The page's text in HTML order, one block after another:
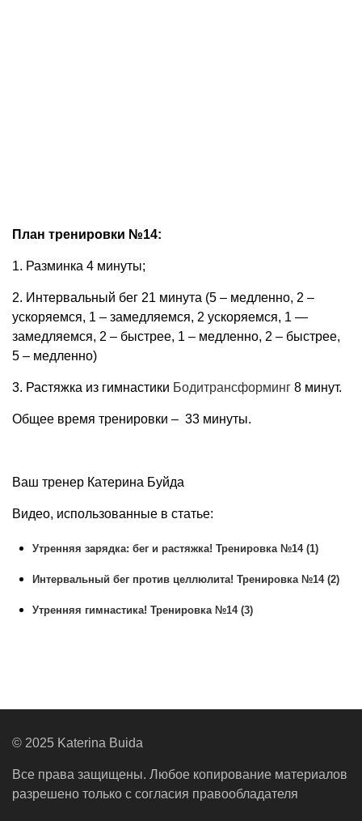
План тренировки №14:
1. Разминка 4 минуты;
2. Интервальный бег 21 минута (5 – медленно, 2 –
ускоряемся, 1 – замедляемся, 2 ускоряемся, 1 —
замедляемся, 2 – быстрее, 1 – медленно, 2 – быстрее,
5 – медленно)
3. Растяжка из гимнастики Бодитрансформинг 8 минут.
Общее время тренировки – 33 минуты.
Ваш тренер Катерина Буйда
Видео, использованные в статье:
Утренняя зарядка: бег и растяжка! Тренировка №14 (1)
Интервальный бег против целлюлита! Тренировка №14 (2)
Утренняя гимнастика! Тренировка №14 (3)
© 2025 Katerina Buida
Все права защищены. Любое копирование материалов
разрешено только с согласия правообладателя